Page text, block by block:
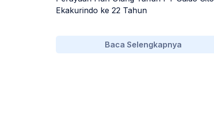
Ekakurindo ke 22 Tahun
Baca Selengkapnya